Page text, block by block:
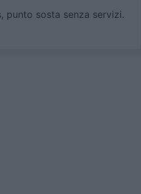
punto sosta senza servizi.